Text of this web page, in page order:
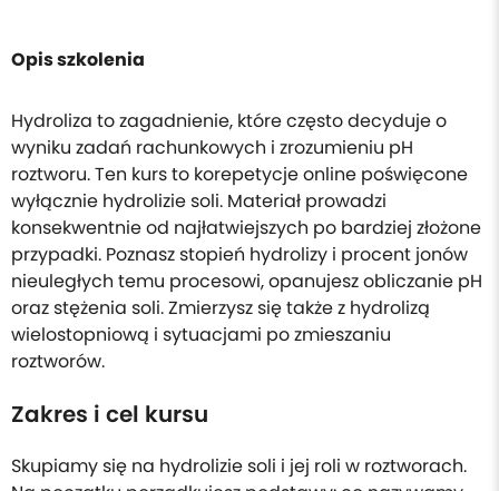
Opis szkolenia
Hydroliza to zagadnienie, które często decyduje o
wyniku zadań rachunkowych i zrozumieniu pH
roztworu. Ten kurs to korepetycje online poświęcone
wyłącznie hydrolizie soli. Materiał prowadzi
konsekwentnie od najłatwiejszych po bardziej złożone
przypadki. Poznasz stopień hydrolizy i procent jonów
nieuległych temu procesowi, opanujesz obliczanie pH
oraz stężenia soli. Zmierzysz się także z hydrolizą
wielostopniową i sytuacjami po zmieszaniu
roztworów.
Zakres i cel kursu
Skupiamy się na hydrolizie soli i jej roli w roztworach.